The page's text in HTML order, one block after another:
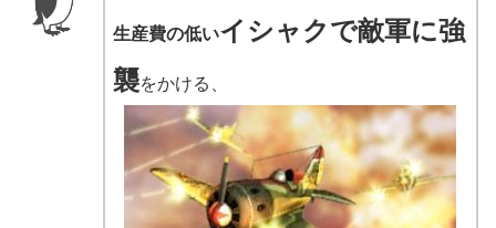
生産費の低いイシャクで敵軍に強
襲をかける、